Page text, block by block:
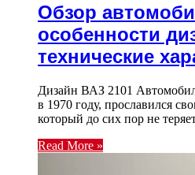
Обзор
особенности
технические
Дизайн ВАЗ 2101
в 1970 году, прославился
который до сих пор не
Read More »